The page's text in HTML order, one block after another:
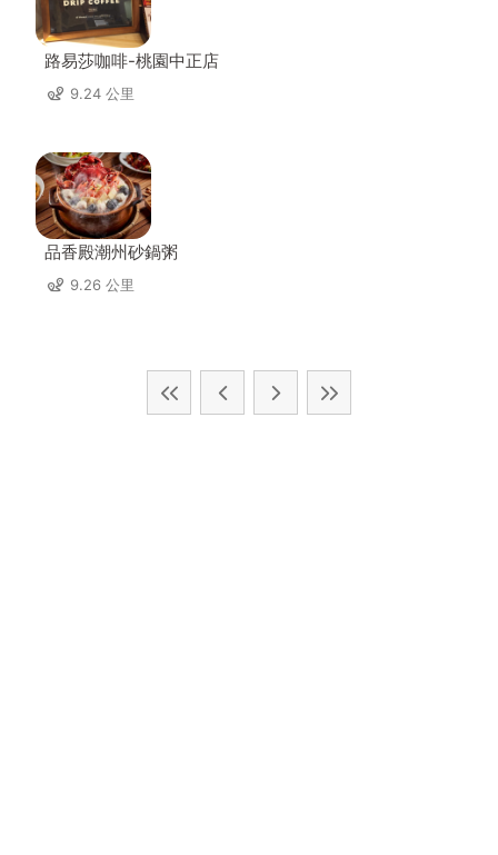
路易莎咖啡-桃園中正店
9.24 公里
品香殿潮州砂鍋粥
9.26 公里